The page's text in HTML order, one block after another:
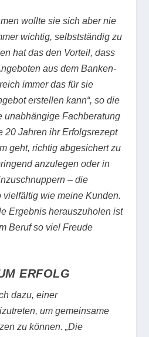
wollte sie sich aber nie
wichtig, selbstständig zu
hat das den Vorteil, dass
aus dem Banken-
immer das für sie
erstellen kann“, so die
unabhängige Fachberatung
20 Jahren ihr Erfolgsrezept
geht, richtig abgesichert zu
anzulegen oder in
– die
wie meine Kunden.
Ergebnis herauszuholen ist
Beruf so viel Freude
ERFOLG
dazu, einer
um gemeinsame
zu können. „Die